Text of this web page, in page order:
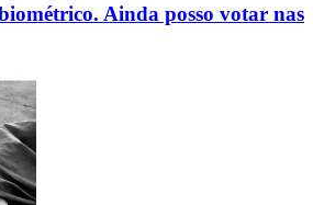
Ainda posso votar nas